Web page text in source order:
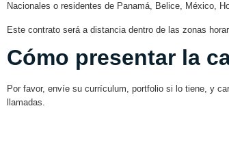
Nacionales o residentes de Panamá, Belice, México,
Este contrato será a distancia dentro de las zonas
Cómo presentar la
Por favor, envíe su currículum, portfolio si lo tiene, y
llamadas.